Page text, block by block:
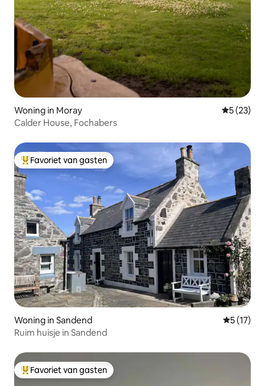
Woning in Moray
5 (23)
Calder House, Fochabers
Topfavoriet van gasten
Favoriet van gasten
Woning in Sandend
5 (17)
Ruim huisje in Sandend
Topfavoriet van gasten
Favoriet van gasten